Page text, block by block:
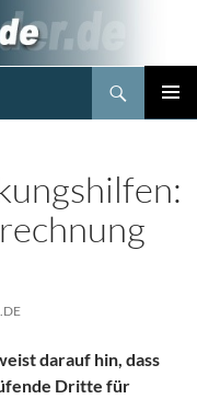
darauf hin, dass
Dritte für